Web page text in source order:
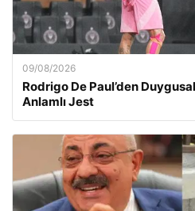
09/08/2026
Rodrigo De Paul’den
Anlamlı Jest